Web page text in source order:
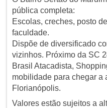
pública completa:
Escolas, creches, posto
faculdade.
Dispõe de diversificado
vizinhos. Próximo da SC
Brasil Atacadista,
mobilidade para chegar a
Florianópolis.
Valores estão sujeitos a